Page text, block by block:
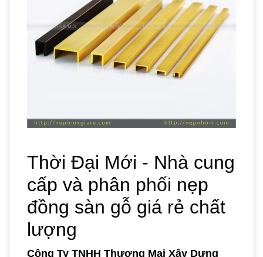
Thời Đại Mới - Nhà cung
cấp và phân phối nẹp
đồng sàn gỗ giá rẻ chất
lượng
Công Ty TNHH Thương Mại Xây Dựng